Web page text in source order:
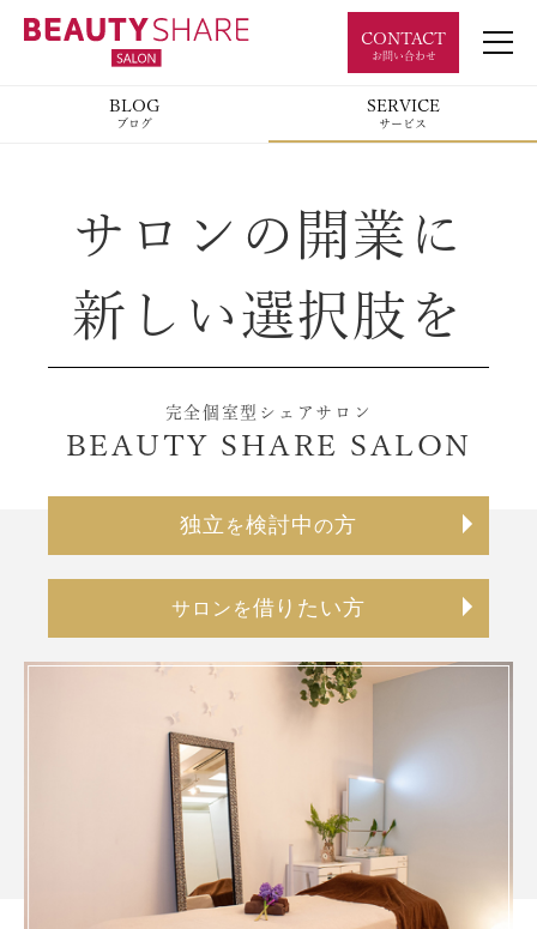
CONTACT
お問い合わせ
BLOG
ブログ
SERVICE
サービス
サロンの開業に
新しい選択肢を
完全個室型シェアサロン
BEAUTY SHARE SALON
独立 を検討中の方
サロンを借りたい方